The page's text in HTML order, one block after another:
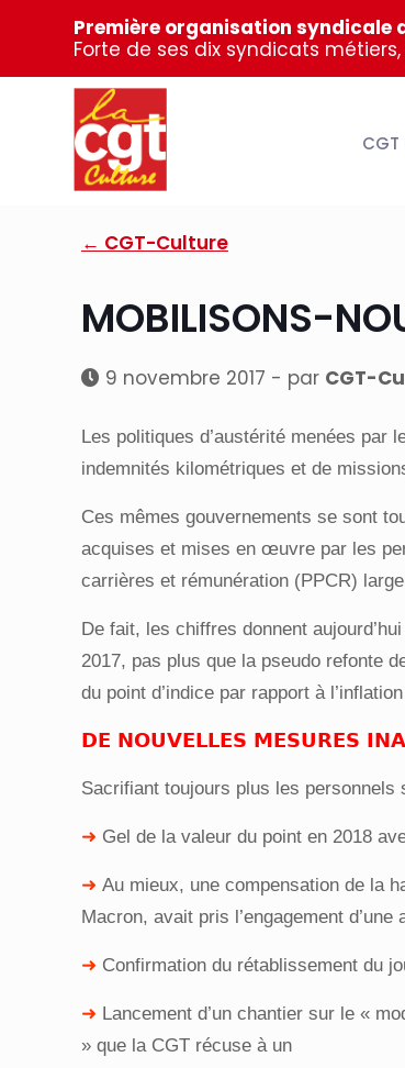
Première organisation syndicale
Forte de ses dix syndicats
← CGT-Culture
MOBILISONS-
9 novembre 2017 - par CGT-
Les politiques d’austérité menées par
indemnités kilométriques et de
Ces mêmes gouvernements se sont
acquises et mises en œuvre par les
carrières et rémunération (PPCR)
De fait, les chiffres donnent
2017, pas plus que la pseudo refonte
du point d’indice par rapport à
DE NOUVELLES MESURES
Sacrifiant toujours plus les personnels
➜ Gel de la valeur du point en 2018
➜ Au mieux, une compensation de la
Macron, avait pris l’engagement
➜ Confirmation du rétablissement du
➜ Lancement d’un chantier sur le «
» que la CGT récuse à un